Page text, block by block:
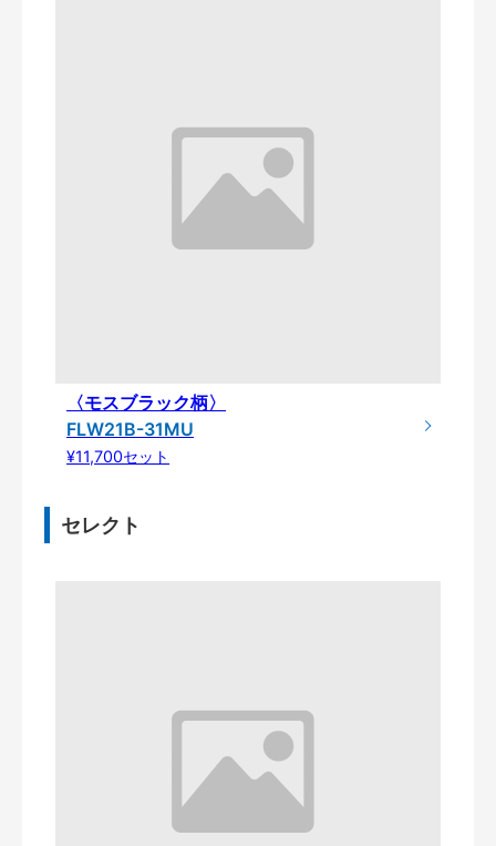
〈モスブラック柄〉
FLW21B-31MU
¥11,700セット
セレクト